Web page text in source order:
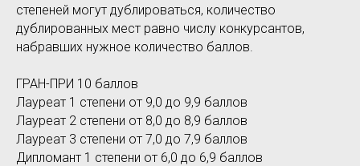
степеней могут дублироваться, количество
дублированных мест равно числу конкурсантов,
набравших нужное количество баллов.
ГРАН-ПРИ 10 баллов
Лауреат 1 степени от 9,0 до 9,9 баллов
Лауреат 2 степени от 8,0 до 8,9 баллов
Лауреат 3 степени от 7,0 до 7,9 баллов
Дипломант 1 степени от 6,0 до 6,9 баллов